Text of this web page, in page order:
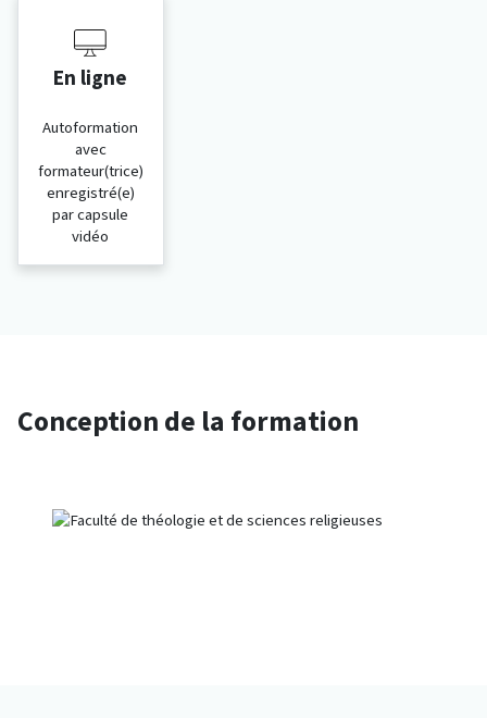
En ligne
Autoformation
avec
formateur(trice)
enregistré(e)
par capsule
vidéo
Conception de la formation